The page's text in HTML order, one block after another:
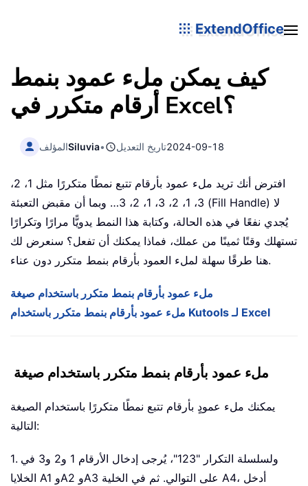
ExtendOffice
كيف يمكن ملء عمود بنمط
أرقام متكرر في Excel؟
المؤلفSiluvia• تاريخ التعديل2024-09-18
افترض أنك تريد ملء عمود بأرقام تتبع نمطًا متكررًا مثل 1، 2،
3، 1، 2، 3، 1، 2، 3… وبما أن مقبض التعبئة (Fill Handle) لا
يُجدي نفعًا في هذه الحالة، وكتابة هذا النمط يدويًّا مرارًا وتكرارًا
تستهلك وقتًا ثمينًا من عملك، فماذا يمكنك أن تفعل؟ سنعرض لك
هنا طرقًا سهلة لملء العمود بأرقام بنمط متكرر دون عناء.
ملء عمود بأرقام بنمط متكرر باستخدام صيغة
ملء عمود بأرقام بنمط متكرر باستخدام Kutools لـ Excel
ملء عمود بأرقام بنمط متكرر باستخدام صيغة
يمكنك ملء عمودٍ بأرقام تتبع نمطًا متكررًا باستخدام الصيغة
التالية:
1. ولسلسلة التكرار "123"، يُرجى إدخال الأرقام 1 و2 و3 في
الخلايا A1 وA2 وA3 على التوالي. ثم في الخلية A4، أدخل